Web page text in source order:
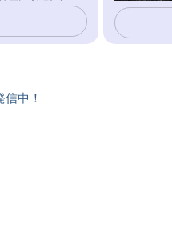
鍛えるギア。
中！